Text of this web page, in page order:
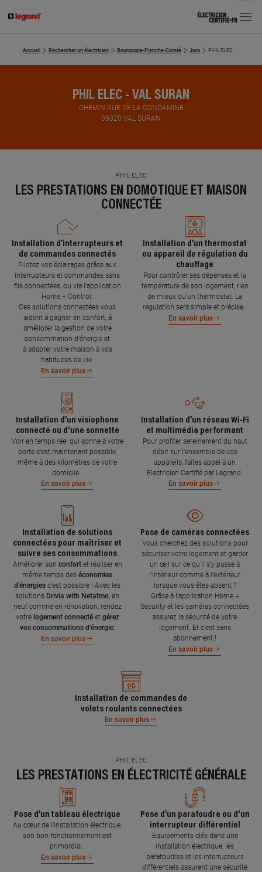
MENU
Accueil Rechercher un électricien Bourgogne-Franche-Comté Jura PHIL ELEC
PHIL ELEC - VAL SURAN
CHEMIN RUE DE LA CONDAMINE
39320 VAL SURAN
PHIL ELEC
LES PRESTATIONS EN DOMOTIQUE ET MAISON
CONNECTÉE
Installation d’interrupteurs et
de commandes connectés
Pilotez vos éclairages grâce aux
interrupteurs et commandes sans
fils connectées, ou via l'application
Home + Control.
Ces solutions connectées vous
aident à gagner en confort, à
améliorer la gestion de votre
consommation d’énergie et
à adapter votre maison à vos
habitudes de vie.
En savoir plus
Installation d’un thermostat
ou appareil de régulation du
chauffage
Pour contrôler ses dépenses et la
température de son logement, rien
de mieux qu’un thermostat. La
régulation sera simple et précise.
En savoir plus
Installation d’un visiophone
connecté ou d'une sonnette
Voir en temps réel qui sonne à votre
porte c’est maintenant possible,
même à des kilomètres de votre
domicile.
En savoir plus
Installation d’un réseau Wi-Fi
et multimédia performant
Pour profiter sereinement du haut
débit sur l’ensemble de vos
appareils, faites appel à un
Electricien Certifié par Legrand.
En savoir plus
Installation de solutions
connectées pour maîtriser et
suivre ses consommations
Améliorer son confort et réaliser en
même temps des économies
d’énergies c’est possible ! Avec les
solutions Drivia with Netatmo, en
neuf comme en rénovation, rendez
votre logement connecté et gérez
vos consommations d’énergie.
En savoir plus
Pose de caméras connectées
Vous cherchez des solutions pour
sécuriser votre logement et garder
un œil sur ce qu’il s’y passe à
l’intérieur comme à l’extérieur
lorsque vous êtes absent ?
Grâce à l'application Home +
Security et les caméras connectées
assurez la sécurité de votre
logement. Et c'est sans
abonnement !
En savoir plus
Installation de commandes de
volets roulants connectées
En savoir plus
PHIL ELEC
LES PRESTATIONS EN ÉLECTRICITÉ GÉNÉRALE
Pose d’un tableau électrique
Au cœur de l’installation électrique,
son bon fonctionnement est
primordial.
En savoir plus
Pose d’un parafoudre ou d'un
interrupteur différentiel
Equipements clés dans une
installation électrique, les
parafoudres et les interrupteurs
différentiels assurent une sécurité